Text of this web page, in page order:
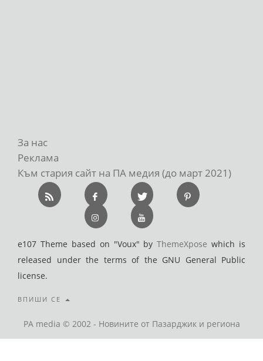
За нас
Реклама
Към стария сайт на ПА медия (до март 2021)
e107 Theme based on "Voux" byThemeXpose which is
released under the terms of the GNU General Public
license.
ВПИШИ СЕ
PA media © 2002 - Новините от Пазарджик и региона